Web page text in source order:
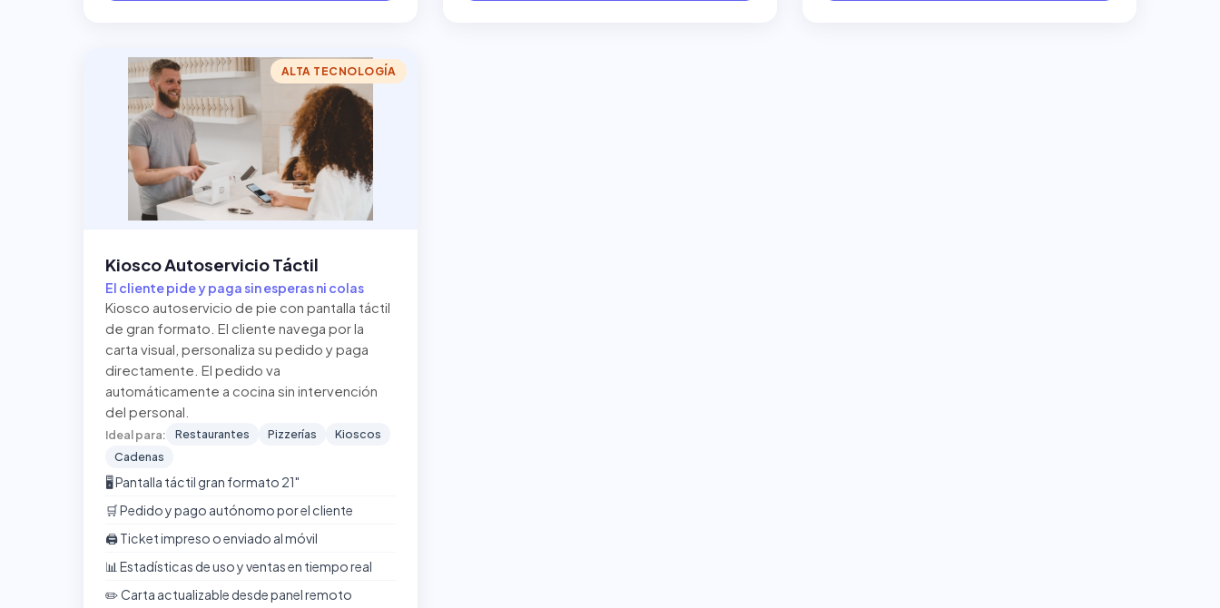
ALTA TECNOLOGÍA
Kiosco Autoservicio Táctil
El cliente pide y paga sin esperas ni colas
Kiosco autoservicio de pie con pantalla táctil
de gran formato. El cliente navega por la
carta visual, personaliza su pedido y paga
directamente. El pedido va
automáticamente a cocina sin intervención
del personal.
Ideal para: Restaurantes Pizzerías
Kioscos
Cadenas
🖥️ Pantalla táctil gran formato 21"
🛒 Pedido y pago autónomo por el cliente
🖨️ Ticket impreso o enviado al móvil
📊 Estadísticas de uso y ventas en tiempo real
✏️ Carta actualizable desde panel remoto